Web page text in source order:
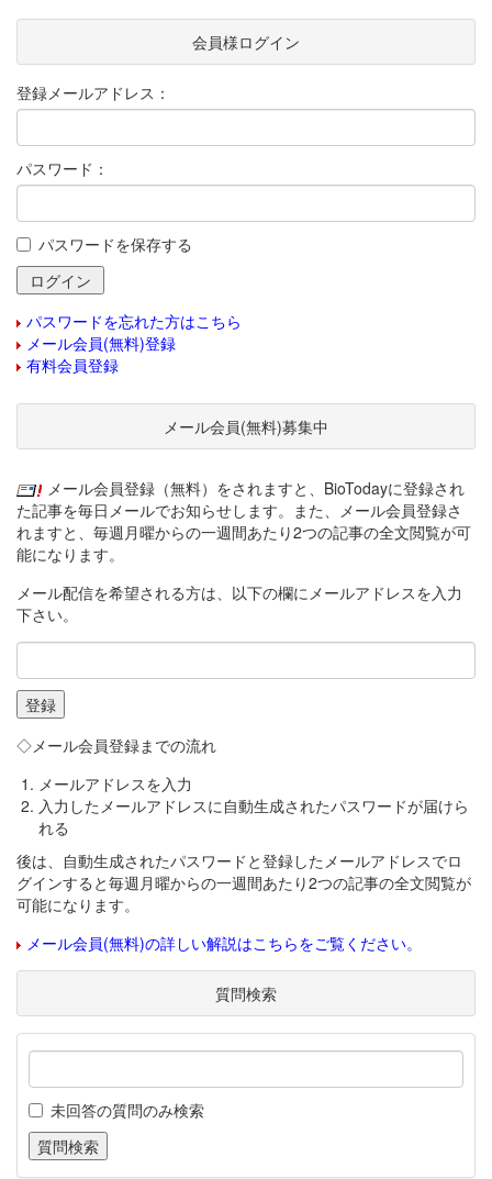
会員様ログイン
登録メールアドレス：
パスワード：
パスワードを保存する
パスワードを忘れた方はこちら
メール会員(無料)登録
有料会員登録
メール会員(無料)募集中
メール会員登録（無料）をされますと、BioTodayに登録され
た記事を毎日メールでお知らせします。また、メール会員登録さ
れますと、毎週月曜からの一週間あたり2つの記事の全文閲覧が可
能になります。
メール配信を希望される方は、以下の欄にメールアドレスを入力
下さい。
◇メール会員登録までの流れ
メールアドレスを入力
入力したメールアドレスに自動生成されたパスワードが届けら
れる
後は、自動生成されたパスワードと登録したメールアドレスでロ
グインすると毎週月曜からの一週間あたり2つの記事の全文閲覧が
可能になります。
メール会員(無料)の詳しい解説はこちらをご覧ください。
質問検索
未回答の質問のみ検索